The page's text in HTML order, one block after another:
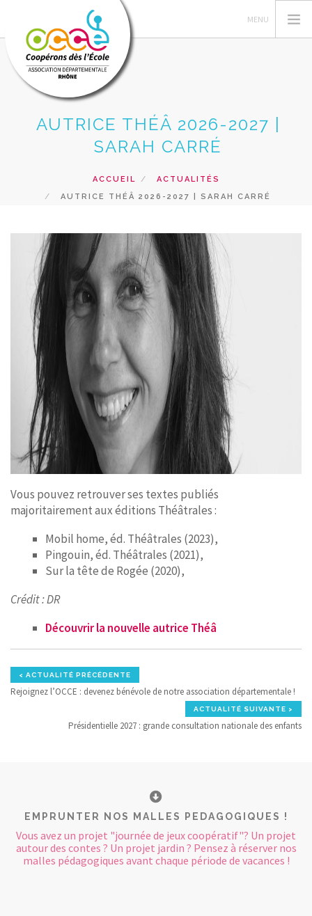
QUI SOMMES-NOUS ?
GESTION DES COOPÉRATIVES
RECHERCHER
CONTACT
AUTRICE THÉÂ 2026-2027 |
SARAH CARRÉ
ACCUEIL
ACTUALITÉS
AUTRICE THÉÂ 2026-2027 | SARAH CARRÉ
Vous pouvez retrouver ses textes publiés
majoritairement aux éditions Théâtrales :
Mobil home, éd. Théâtrales (2023),
Pingouin, éd. Théâtrales (2021),
Sur la tête de Rogée (2020),
Crédit : DR
Découvrir la nouvelle autrice Théâ
< ACTUALITÉ PRÉCÉDENTE
Rejoignez l’OCCE : devenez bénévole de notre association départementale !
ACTUALITÉ SUIVANTE >
Présidentielle 2027 : grande consultation nationale des enfants
EMPRUNTER NOS MALLES PEDAGOGIQUES !
Vous avez un projet "journée de jeux coopératif"? Un projet
autour des contes ? Un projet jardin ? Pensez à réserver nos
malles pédagogiques avant chaque période de vacances !